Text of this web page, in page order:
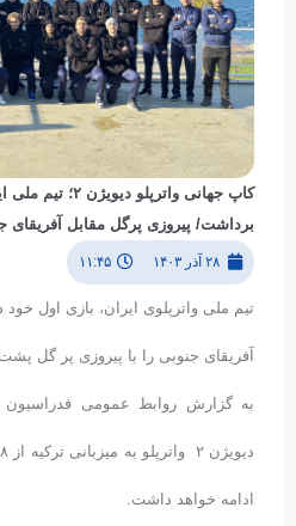
کاپ جهانی واترپلو
برداشت/ پیروزی پرگل مقابل آفریقای
۲۸ آذر ۱۴۰۳ ۱۱:۴۵
آفریقای جنوبی را با پیروزی پر گل
به گزارش روابط عمومی
ادامه خواهد داشت.